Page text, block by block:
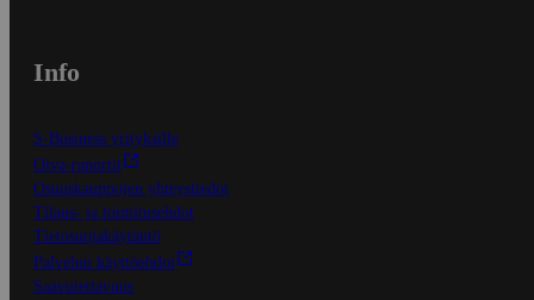
Info
S-Business yrityksille
Oiva-raportit
Osuuskauppojen yhteystiedot
Tilaus- ja toimitusehdot
Tietosuojakäytäntö
Palvelun käyttöehdot
Saavutettavuus